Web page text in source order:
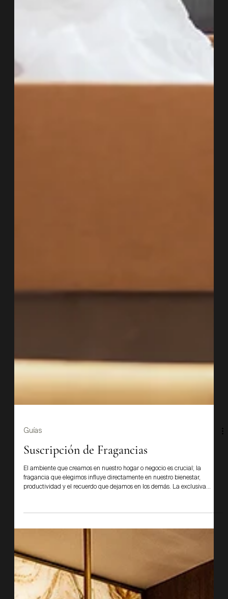
productividad y el recuerdo que dejamos en los demás. La exclusiva
colección de 12 fragancias MASSOhome® está diseñada para crear una
"firma olfativa" memorable y constante, ya sea promoviendo la relajación
o elevando la concentración, asegurando que su espacio siempre se sienta
acogedor, fresco y cuidado.